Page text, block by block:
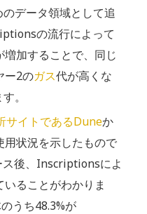
データ領域として追
の流行によって
加することで、同じ
ー2のガス代が高くな
。
サイトであるDuneか
状況を示したもので
後、Inscriptionsによ
ることがわかりま
うち48.3%が